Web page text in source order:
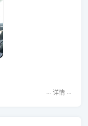
详情